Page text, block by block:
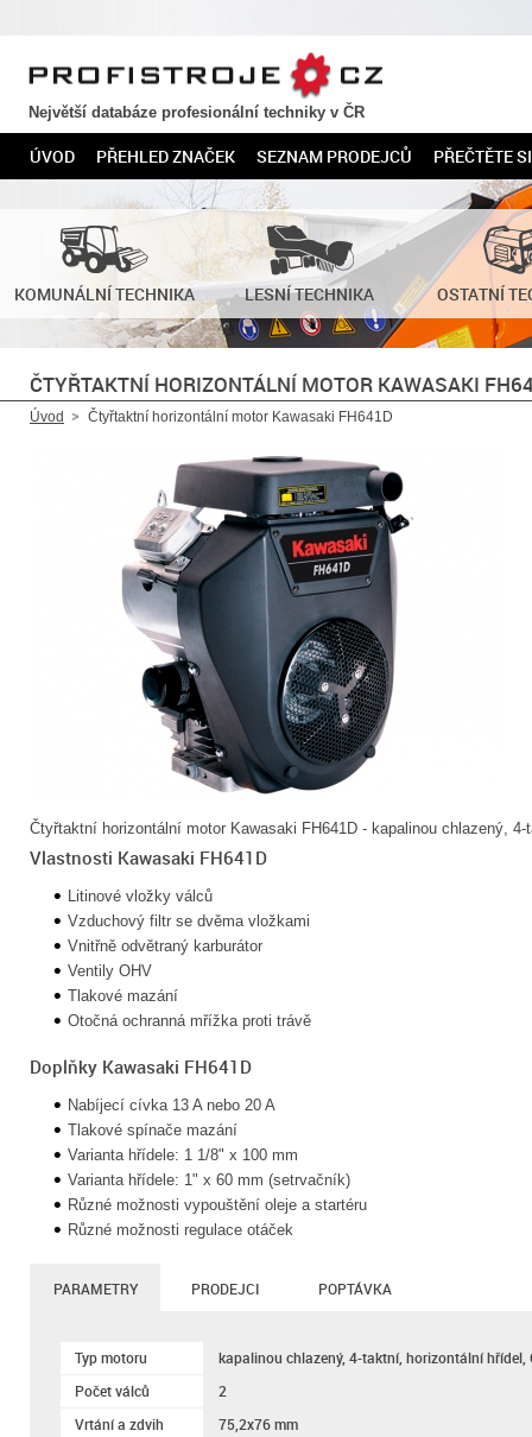
PROFISTROJE.CZ
Největší databáze profesionální techniky v ČR
ÚVOD PŘEHLED ZNAČEK SEZNAM PRODEJCŮ PŘEČTĚTE SI
KOMUNÁLNÍ TECHNIKA LESNÍ TECHNIKA OSTATNÍ
ČTYŘTAKTNÍ HORIZONTÁLNÍ MOTOR KAWASAKI
Úvod Čtyřtaktní horizontální motor Kawasaki FH641D
Čtyřtaktní horizontální motor Kawasaki FH641D - kapalinou chlazený,
Vlastnosti Kawasaki FH641D
Litinové vložky válců
Vzduchový filtr se dvěma vložkami
Vnitřně odvětraný karburátor
Ventily OHV
Tlakové mazání
Otočná ochranná mřížka proti trávě
Doplňky Kawasaki FH641D
Nabíjecí cívka 13 A nebo 20 A
Tlakové spínače mazání
Varianta hřídele: 1 1/8" x 100 mm
Varianta hřídele: 1" x 60 mm (setrvačník)
Různé možnosti vypouštění oleje a startéru
Různé možnosti regulace otáček
PARAMETRY PRODEJCI POPTÁVKA
Typ motoru
kapalinou chlazený, 4-taktní, horizontální hřídel,
Počet válců
2
Vrtání a zdvih
75,2x76 mm